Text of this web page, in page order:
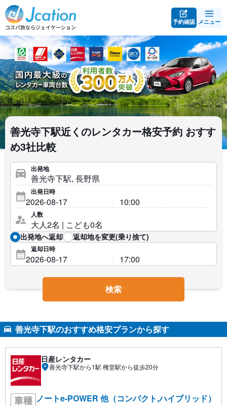
予約確認 メニュー
善光寺下駅近くのレンタカー格安予約 おすす
め3社比較
出発地
出発日時
人数
出発地へ返却 返却地を変更(乗り捨て)
返却日時
検索
善光寺下駅のおすすめ格安プランから探す
日産レンタカー
善光寺下駅から1駅 権堂駅から徒歩20分
ノートe-POWER 他（コンパクト,ハイブリッド）